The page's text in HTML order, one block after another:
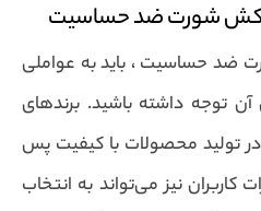
کش شورت ضد حساسیت
ضد حساسیت ، باید به عواملی
توجه داشته باشید. برندهای
در تولید محصولات با کیفیت پس
نیز می‌تواند به انتخاب